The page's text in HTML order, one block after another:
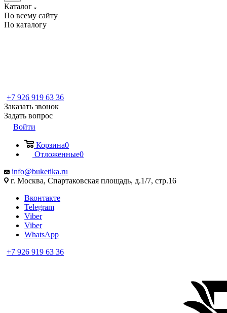
Каталог
По всему сайту
По каталогу
+7 926 919 63 36
Заказать звонок
Задать вопрос
Войти
Корзина0
Отложенные0
info@buketika.ru
г. Москва, Спартаковская площадь, д.1/7, стр.16
Вконтакте
Telegram
Viber
Viber
WhatsApp
+7 926 919 63 36